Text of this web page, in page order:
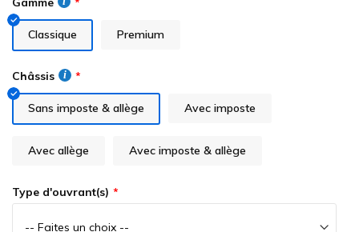
of
the
images
Classique Premium
Châssis
Sans imposte & allège Avec imposte
Avec allège Avec imposte & allège
Type d'ouvrant(s)